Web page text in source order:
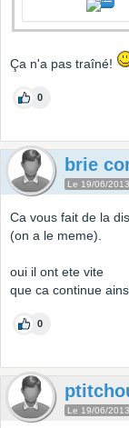
Ça n'a pas traîné!
0
brie
Le 19/06/
Ca vous fait de la
(on a le meme).
oui il ont ete vite
que ca continue
0
Le 19/06/